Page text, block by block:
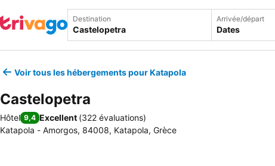
Destination Arrivée/départ
Dates
Voir tous les hébergements pour Katapola
Castelopetra
Hôtel 9,4 Excellent (322 évaluations)
Katapola - Amorgos, 84008, Katapola, Grèce